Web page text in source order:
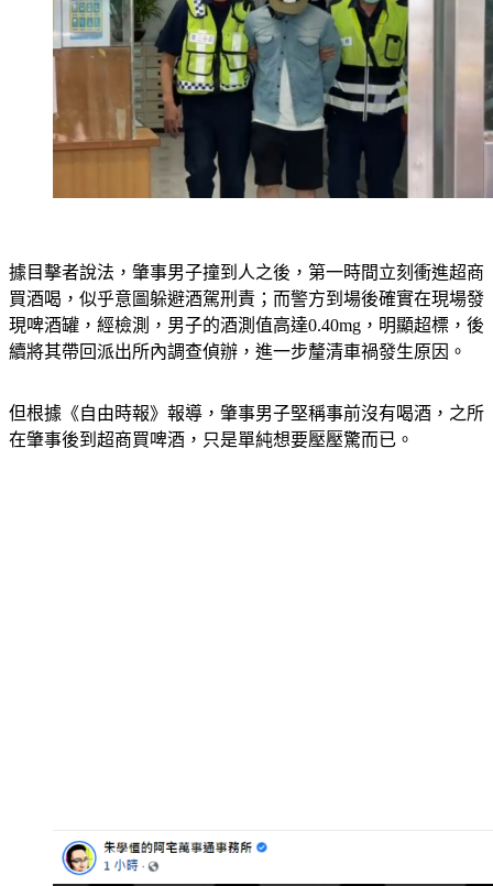
據目擊者說法，肇事男子撞到人之後，第一時間立刻衝進超商
買酒喝，似乎意圖躲避酒駕刑責；而警方到場後確實在現場發
現啤酒罐，經檢測，男子的酒測值高達0.40mg，明顯超標，後
續將其帶回派出所內調查偵辦，進一步釐清車禍發生原因。
但根據《自由時報》報導，肇事男子堅稱事前沒有喝酒，之所
在肇事後到超商買啤酒，只是單純想要壓壓驚而已。